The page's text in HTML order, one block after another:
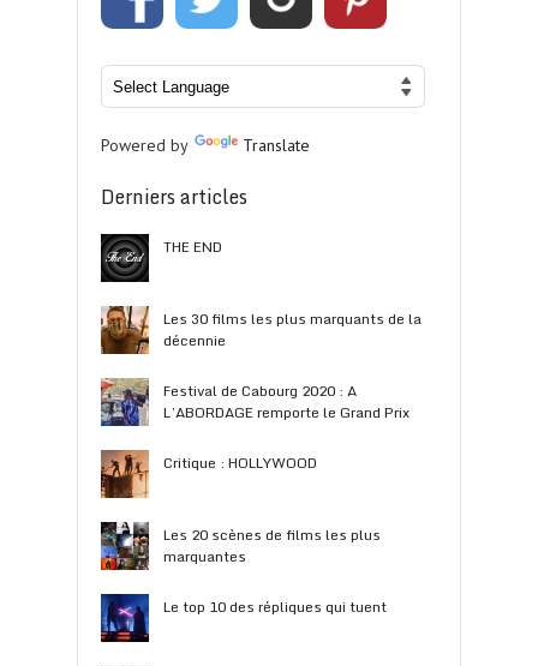
Powered by Translate
Derniers articles
THE END
Les 30 films les plus marquants de la
décennie
Festival de Cabourg 2020 : A
L’ABORDAGE remporte le Grand Prix
Critique : HOLLYWOOD
Les 20 scènes de films les plus
marquantes
Le top 10 des répliques qui tuent